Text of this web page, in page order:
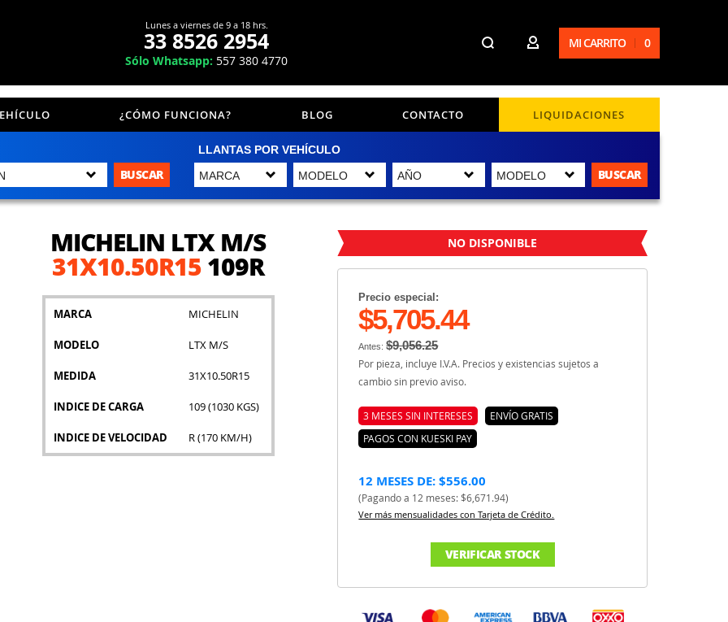
Lunes a viernes de 9 a 18 hrs.
33 8526 2954
Sólo Whatsapp: 557 380 4770
MI CARRITO 0
¿CÓMO FUNCIONA? BLOG CONTACTO LIQUIDACIONES
BUSCAR
LLANTAS POR VEHÍCULO
BUSCAR
MICHELIN LTX M/S
31X10.50R15109R
MARCA MICHELIN
MODELO LTX M/S
MEDIDA 31X10.50R15
INDICE DE CARGA 109 (1030 KGS)
INDICE DE VELOCIDAD R (170 KM/H)
NO DISPONIBLE
Precio especial:
$5,705.44
Antes:$9,056.25
Por pieza, incluye I.V.A. Precios y existencias sujetos a
cambio sin previo aviso.
3 MESES SIN INTERESES
ENVÍO GRATIS
PAGOS CON KUESKI PAY
12 MESES DE: $556.00
(Pagando a 12 meses: $6,671.94)
Ver más mensualidades con Tarjeta de Crédito.
VERIFICAR STOCK